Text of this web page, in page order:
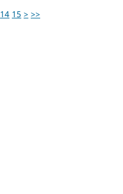
14 15 > >>